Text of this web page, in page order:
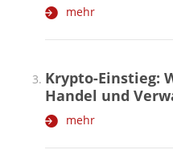
mehr
Krypto-Einstieg:
Handel und
mehr